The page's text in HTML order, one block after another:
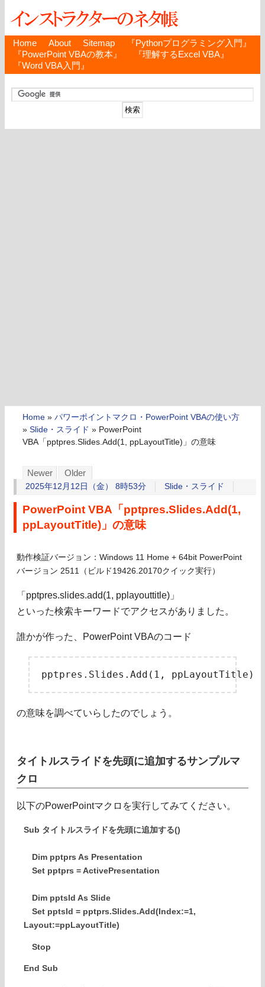
Home About Sitemap
『Pythonプログラミング入門』
『PowerPoint VBAの教本』
『理解するExcel VBA』
『Word VBA入門』
Home » パワーポイントマクロ・PowerPoint VBAの使い方
» Slide・スライド » PowerPoint
VBA「pptpres.Slides.Add(1, ppLayoutTitle)」の意味
Newer Older
2025年12月12日（金） 8時53分 Slide・スライド
PowerPoint VBA「pptpres.Slides.Add(1,
ppLayoutTitle)」の意味
動作検証バージョン：Windows 11 Home + 64bit PowerPoint
バージョン 2511（ビルド19426.20170クイック実行）
「pptpres.slides.add(1, pplayouttitle)」
といった検索キーワードでアクセスがありました。
誰かが作った、PowerPoint VBAのコード
の意味を調べていらしたのでしょう。
タイトルスライドを先頭に追加するサンプルマ
クロ
以下のPowerPointマクロを実行してみてください。
Sub タイトルスライドを先頭に追加する()
Dim pptprs As Presentation
Set pptprs = ActivePresentation
Dim pptsld As Slide
Set pptsld = pptprs.Slides.Add(Index:=1,
Layout:=ppLayoutTitle)
Stop
End Sub